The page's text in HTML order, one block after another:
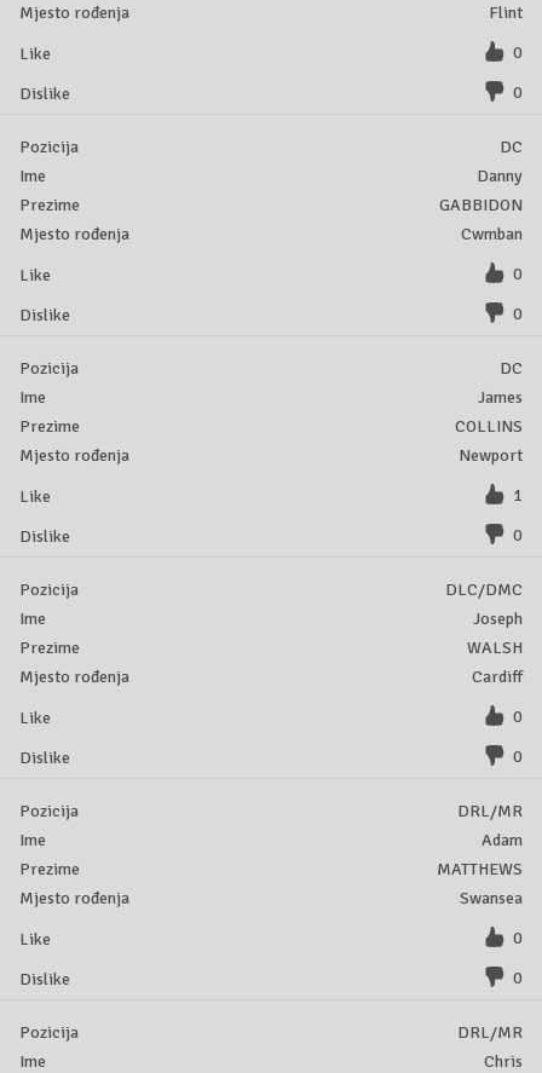
Flint
0
0
DC
Danny
GABBIDON
Cwmban
0
0
DC
James
COLLINS
Newport
1
0
DLC/DMC
Joseph
WALSH
Cardiff
0
0
DRL/MR
Adam
MATTHEWS
Swansea
0
0
DRL/MR
Chris